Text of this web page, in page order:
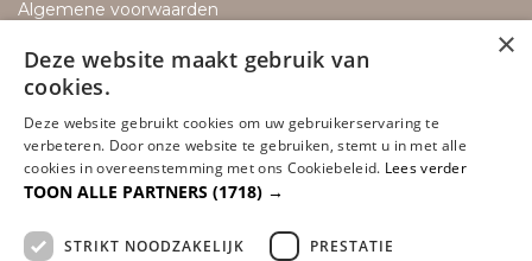
Algemene voorwaarden
Bezorging informatie
Retouren
Disclaimer
Privacy policy
Betaalmethoden
Sitemap
×
Deze website maakt gebruik van
cookies.
Deze website gebruikt cookies om uw gebruikerservaring te
verbeteren. Door onze website te gebruiken, stemt u in met alle
cookies in overeenstemming met ons Cookiebeleid. Lees verder
TOON ALLE PARTNERS (1718) →
STRIKT NOODZAKELIJK PRESTATIE